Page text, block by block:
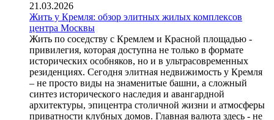
21.03.2026
Жить у Кремля: обзор элитных жилых комплексов
центра Москвы
Жить по соседству с Кремлем и Красной площадью -
привилегия, которая доступна не только в формате
исторических особняков, но и в ультрасовременных
резиденциях. Сегодня элитная недвижимость у Кремля
– не просто виды на знаменитые башни, а сложный
синтез исторического наследия и авангардной
архитектуры, эпицентра столичной жизни и атмосферы
приватности клубных домов. Главная валюта здесь - не